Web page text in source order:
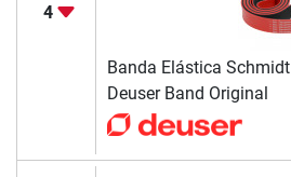
4
Banda Elástica Schmidt
Deuser Band Original